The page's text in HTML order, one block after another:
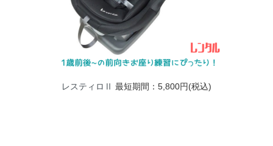
レスティロⅡ 最短期間：5,800円(税込)